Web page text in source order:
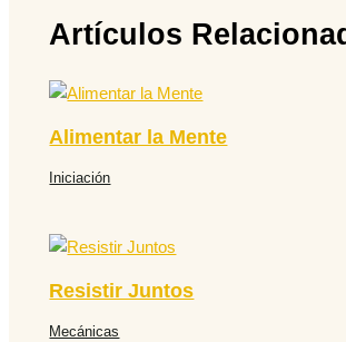
Artículos
Alimentar la Mente
Iniciación
Resistir Juntos
Mecánicas